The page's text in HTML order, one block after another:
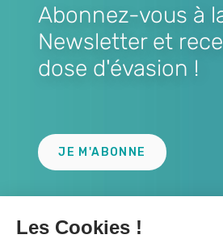
Abonnez-vous à
Newsletter et
dose d'évasion !
JE M'ABONNE